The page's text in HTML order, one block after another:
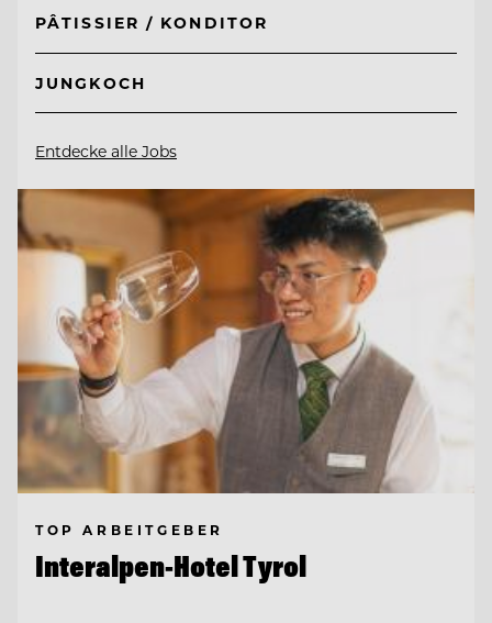
PÂTISSIER / KONDITOR
JUNGKOCH
Entdecke alle Jobs
TOP ARBEITGEBER
Interalpen-Hotel Tyrol